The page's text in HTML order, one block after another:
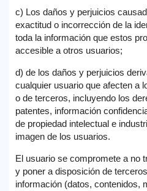
c) Los daños y perjuicios
exactitud o incorrección de la
toda la información que estos
accesible a otros usuarios;
d) de los daños y perjuicios
cualquier usuario que afecten a
o de terceros, incluyendo los
patentes, información
de propiedad intelectual e
imagen de los usuarios.
El usuario se compromete a no
y poner a disposición de
información (datos, contenidos,